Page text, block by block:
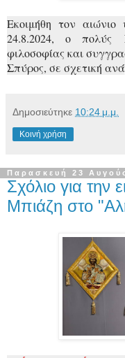
Εκοιμήθη τον
24.8.2024, ο πολύς
φιλοσοφίας και
Σπύρος, σε σχετική
Δημοσιεύτηκε 10:24 μ.μ.
Κοινή χρήση
Παρασκευή 23
Σχόλιο για την
Μπιάζη στο